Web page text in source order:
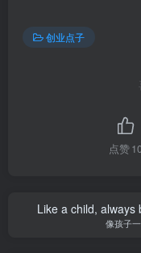
创业点子
点赞
Like a child,
像孩子